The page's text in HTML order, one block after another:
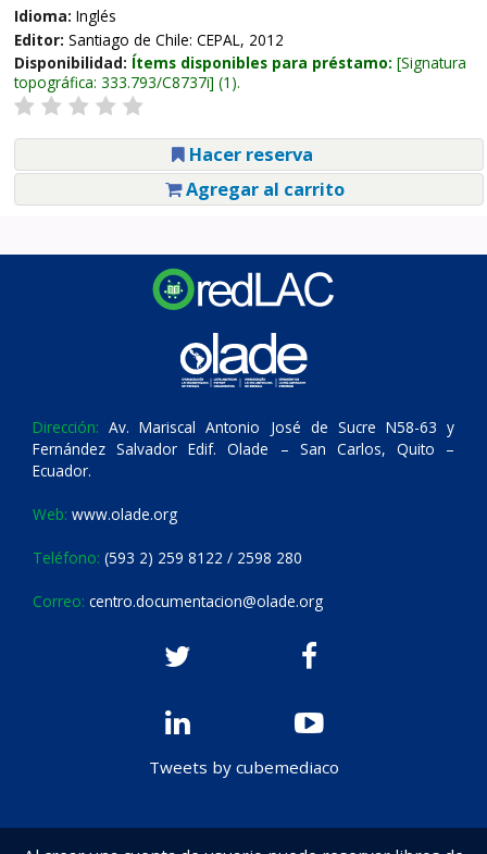
Idioma: Inglés
Editor: Santiago de Chile: CEPAL, 2012
Disponibilidad: Ítems disponibles para préstamo: Signatura
topográfica: 333.793/C8737i (1).
Hacer reserva
Agregar al carrito
Dirección: Av. Mariscal Antonio José de Sucre N58-63 y
Fernández Salvador Edif. Olade – San Carlos, Quito –
Ecuador.
Web: www.olade.org
Teléfono: (593 2) 259 8122 / 2598 280
Correo: centro.documentacion@olade.org
Tweets by cubemediaco